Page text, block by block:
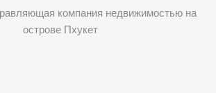
компания недвижимостью на
острове Пхукет